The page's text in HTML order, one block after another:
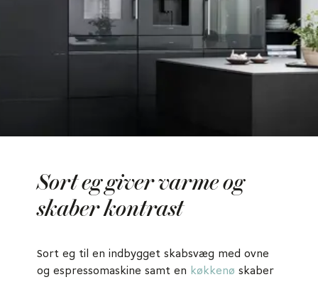
Sort eg giver varme og
skaber kontrast
Sort eg til en indbygget skabsvæg med ovne
og espressomaskine samt en køkkenøskaber